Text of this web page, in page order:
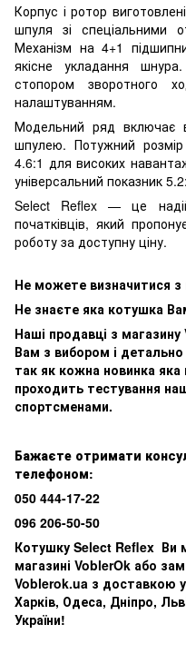
Корпус і ротор
шпуля зі спеціальними
Механізм на 4+1
якісне укладання
стопором зворотного
налаштуванням.
Модельний ряд включає
шпулею. Потужний
4.6:1 для високих
універсальний показник
Select Reflex — це
початківців, який
роботу за доступну ціну.
Не можете визначитися
Не знаєте яка котушка В
Наші продавці з
Вам з вибором і
так як кожна новинка
проходить тестування
спортсменами.
Бажаєте отримати
телефоном:
050 444-17-22
096 206-50-50
Котушку Select Reflex Ви
магазині VoblerOk або
Voblerok.ua з доставкою у
Харків, Одеса, Дніпро,
України!